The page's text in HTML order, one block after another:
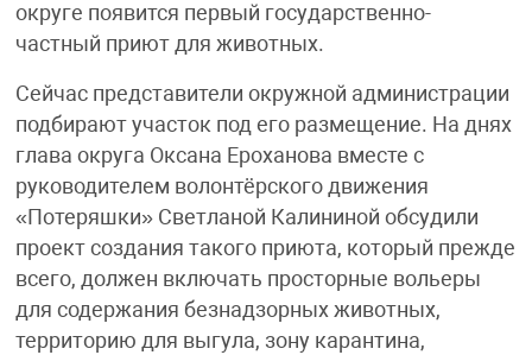
округе появится первый государственно-
частный приют для животных.
Сейчас представители окружной администрации
подбирают участок под его размещение. На днях
глава округа Оксана Ероханова вместе с
руководителем волонтёрского движения
«Потеряшки» Светланой Калининой обсудили
проект создания такого приюта, который прежде
всего, должен включать просторные вольеры
для содержания безнадзорных животных,
территорию для выгула, зону карантина,